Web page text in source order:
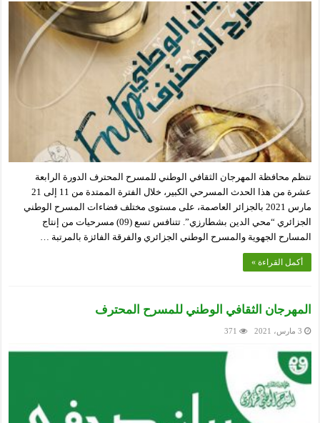
تنظم محافظة المهرجان الثقافي الوطني للمسرح المحترف الدورة الرابعة
عشرة من هذا الحدث المسرحي الكبير، خلال الفترة الممتدة من 11 إلى 21
مارس 2021 بالجزائر العاصمة، على مستوى مختلف فضاءات المسرح الوطني
الجزائري “محي الدين بشطارزي”. تتنافس تسع (09) مسرحيات من إنتاج
المسارح الجهوية والمسرح الوطني الجزائري والفرقة الفائزة بالمرتبة …
أكمل القراءة »
المهرجان الثقافي الوطني للمسرح المحترف
3 مارس، 2021 371